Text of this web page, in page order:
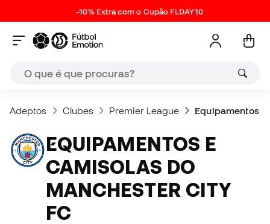
-10% Extra com o Cupão FLDAY10
Adeptos Clubes Premier League Equipamentos
EQUIPAMENTOS E
CAMISOLAS DO
MANCHESTER CITY
FC